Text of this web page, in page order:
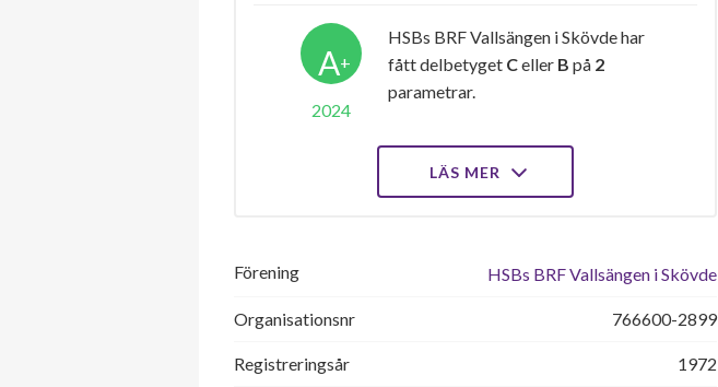
A+
2024
HSBs BRF Vallsängen i Skövde har
fått delbetyget Celler B på 2
parametrar.
LÄS MER
Förening HSBs BRF Vallsängen i Skövde
Organisationsnr 766600-2899
Registreringsår 1972